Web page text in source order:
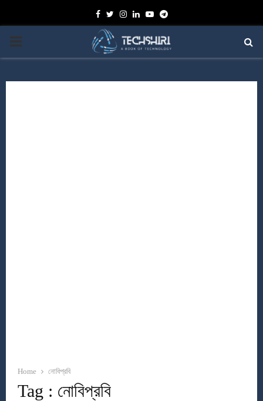
Facebook
TwitterInstagram
Linkedin
YoutubeTelegram
PRIMARY
Home নোবিপ্রবি
Tag : নোবিপ্রবি